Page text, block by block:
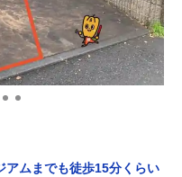
アムまでも徒歩15分くらい